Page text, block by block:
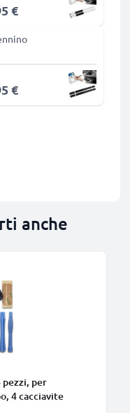
€
€
anche
per
4 cacciavite